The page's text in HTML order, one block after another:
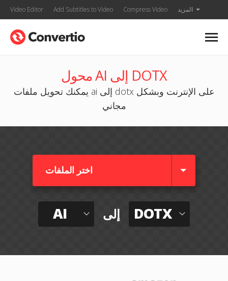
Video Editor Add Subtitles to Video Compress Video المزيد
محول AI إلى DOTX
يمكنك تحويل ملفات ai إلى dotx على الإنترنت وبشكل
مجاني
اختر الملفات
AI إلى DOTX